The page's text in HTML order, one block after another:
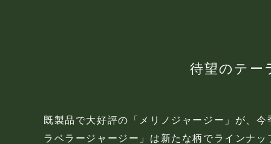
待望のテー
既製品で大好評の「メリノジャージー」が、
ラベラージャージー」は新たな柄でラインナッ